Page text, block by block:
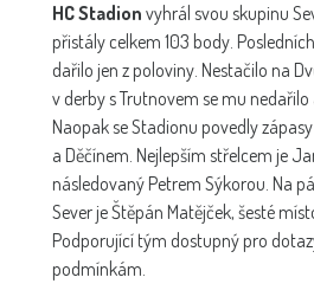
HC Stadion vyhrál svou skupinu
přistály celkem 103 body.
dařilo jen z poloviny. Nestačilo na
v derby s Trutnovem se mu
Naopak se Stadionu povedly
a Děčínem. Nejlepším střelcem je
následovaný Petrem Sýkorou. Na
Sever je Štěpán Matějček, šesté
Podporující tým dostupný pro
podmínkám.